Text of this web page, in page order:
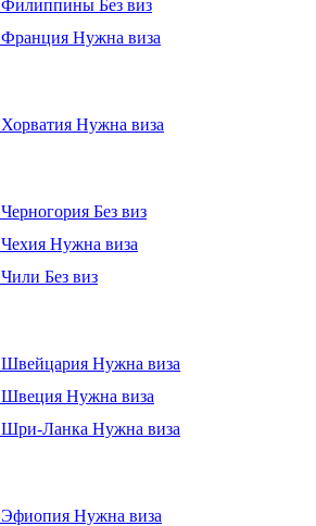
Филиппины Без виз
Франция Нужна виза
Хорватия Нужна виза
Черногория Без виз
Чехия Нужна виза
Чили Без виз
Швейцария Нужна виза
Швеция Нужна виза
Шри-Ланка Нужна виза
Эфиопия Нужна виза